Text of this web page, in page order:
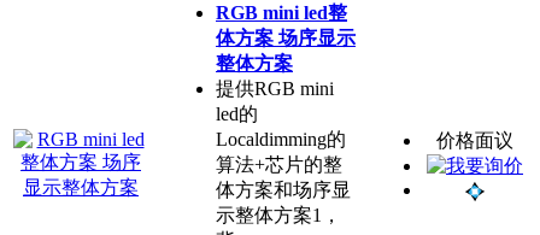
RGB mini led整
体方案 场序显示
整体方案
提供RGB mini
led的
Localdimming的
算法+芯片的整
体方案和场序显
示整体方案1，
价格面议